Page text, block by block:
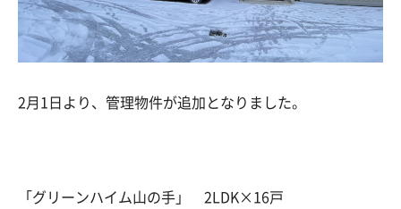
2月1日より、 管理物件が追加となりました。
「グリーンハイム山の手」 2LDK×16戸